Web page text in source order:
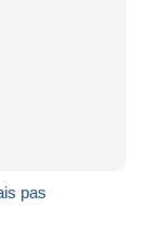
pas